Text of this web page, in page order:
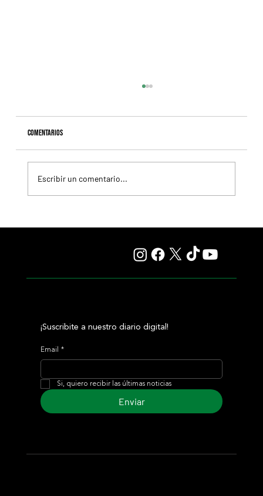
Comentarios
Escribir un comentario...
¡Suscribite a nuestro diario digital!
Email *
Si, quiero recibir las últimas noticias
Enviar